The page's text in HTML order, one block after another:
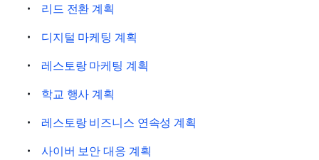
리드 전환 계획
디지털 마케팅 계획
레스토랑 마케팅 계획
학교 행사 계획
레스토랑 비즈니스 연속성 계획
사이버 보안 대응 계획